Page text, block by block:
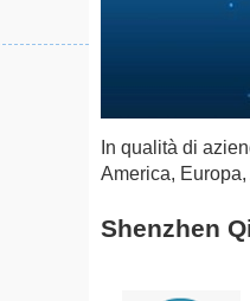
In qualità di
America,
Shenzhen